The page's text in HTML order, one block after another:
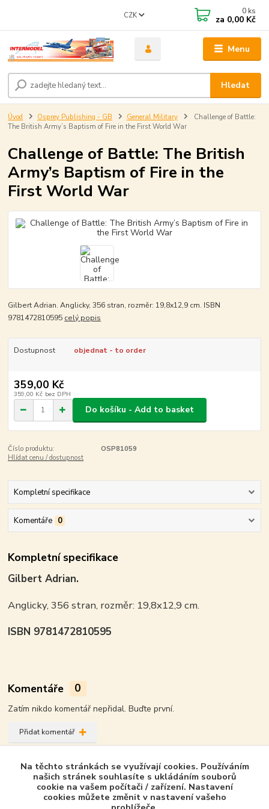
Menu
CZK
Hledat
0 ks
za 0,00 Kč
Úvod Osprey Publishing - GB General Military
Challenge of Battle:
The British Army’s Baptism of Fire in the First World War
Challenge of Battle: The British
Army’s Baptism of Fire in the
First World War
Gilbert Adrian. Anglicky, 356 stran, rozměr: 19,8x12,9 cm. ISBN
9781472810595 celý popis
Dostupnost objednat - to order
359,00 Kč
359,00 Kč bez DPH
Do košíku - Add to basket
Číslo produktu:
OSP81059
Hlídat cenu / dostupnost
Kompletní specifikace
Komentáře 0
Kompletní specifikace
Gilbert Adrian.
Anglicky, 356 stran, rozměr: 19,8x12,9 cm.
ISBN 9781472810595
Komentáře 0
Zatím nikdo komentář nepřidal. Buďte první.
Přidat komentář
Zboží zařazeno v kategoriích - Product in
category
Osprey Publishing - GB
Na těchto stránkách se využívají cookies. Používáním
našich stránek souhlasíte s ukládáním souborů
cookie na vašem počítači / zařízení. Nastavení
cookies můžete změnit v nastavení vašeho